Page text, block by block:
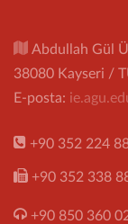
Abdullah Gül
38080 Kayseri /
E-posta:
+90 352 224
+90 352 338
+90 850 360